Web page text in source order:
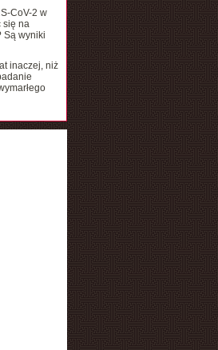
CoV-2 w
się na
Są wyniki
inaczej, niż